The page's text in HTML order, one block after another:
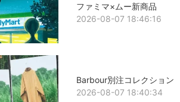
ファミマ×ムー新商品
2026-08-07 18:46:16
Barbour別注コレクション
2026-08-07 18:40:34